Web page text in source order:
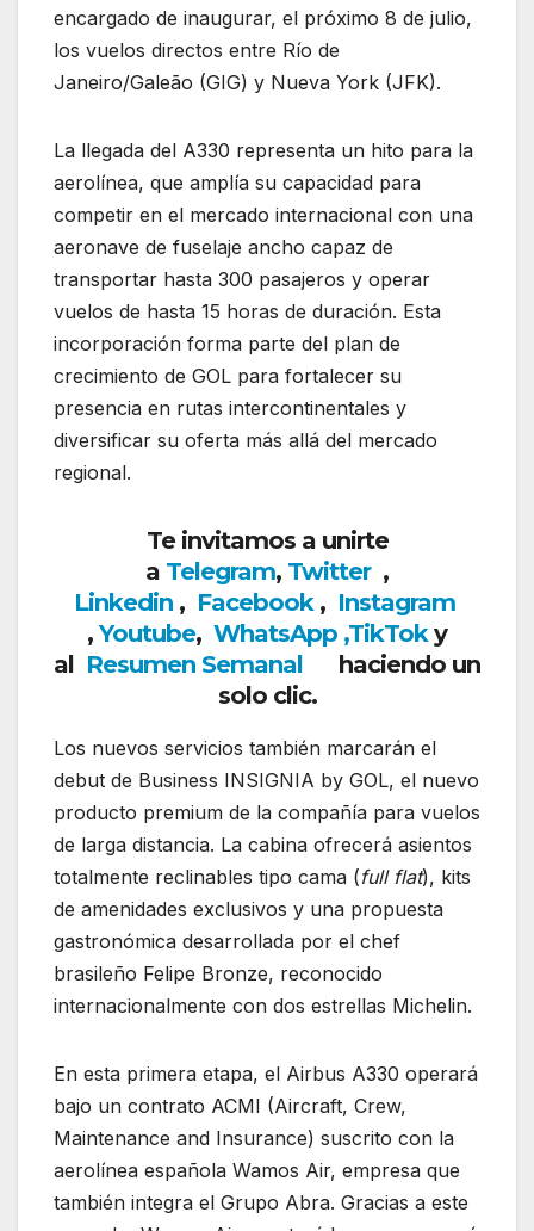
encargado de inaugurar, el próximo 8 de julio,
los vuelos directos entre Río de
Janeiro/Galeão (GIG) y Nueva York (JFK).
La llegada del A330 representa un hito para la
aerolínea, que amplía su capacidad para
competir en el mercado internacional con una
aeronave de fuselaje ancho capaz de
transportar hasta 300 pasajeros y operar
vuelos de hasta 15 horas de duración. Esta
incorporación forma parte del plan de
crecimiento de GOL para fortalecer su
presencia en rutas intercontinentales y
diversificar su oferta más allá del mercado
regional.
Te invitamos a unirte
a Telegram, Twitter ,
Linkedin, Facebook, Instagram
,Youtube, WhatsApp ,TikToky
al Resumen Semanal haciendo un
solo clic.
Los nuevos servicios también marcarán el
debut de Business INSIGNIA by GOL, el nuevo
producto premium de la compañía para vuelos
de larga distancia. La cabina ofrecerá asientos
totalmente reclinables tipo cama (full flat), kits
de amenidades exclusivos y una propuesta
gastronómica desarrollada por el chef
brasileño Felipe Bronze, reconocido
internacionalmente con dos estrellas Michelin.
En esta primera etapa, el Airbus A330 operará
bajo un contrato ACMI (Aircraft, Crew,
Maintenance and Insurance) suscrito con la
aerolínea española Wamos Air, empresa que
también integra el Grupo Abra. Gracias a este